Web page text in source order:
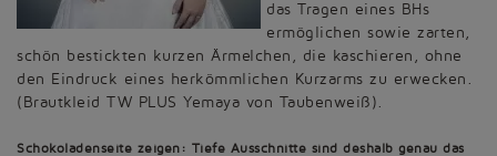
das Tragen eines BHs
ermöglichen sowie zarten,
schön bestickten kurzen Ärmelchen, die kaschieren, ohne
den Eindruck eines herkömmlichen Kurzarms zu erwecken.
(Brautkleid TW PLUS Yemaya von Taubenweiß).
Schokoladenseite zeigen: Tiefe Ausschnitte sind deshalb genau das